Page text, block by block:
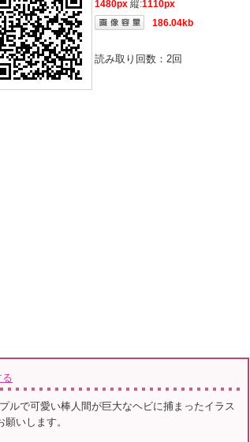
1480px 縦:1110px
186.04kb
読み取り回数： 2回
る
ルで可愛い棒人間が巨大なヘビに捕まったイラス
いします。